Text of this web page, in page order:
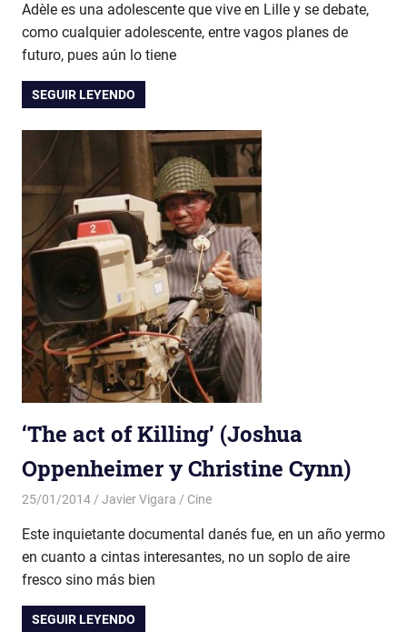
Adèle es una adolescente que vive en Lille y se debate,
como cualquier adolescente, entre vagos planes de
futuro, pues aún lo tiene
SEGUIR LEYENDO
‘The act of Killing’ (Joshua
Oppenheimer y Christine Cynn)
25/01/2014 Javier Vigara Cine
Este inquietante documental danés fue, en un año yermo
en cuanto a cintas interesantes, no un soplo de aire
fresco sino más bien
SEGUIR LEYENDO